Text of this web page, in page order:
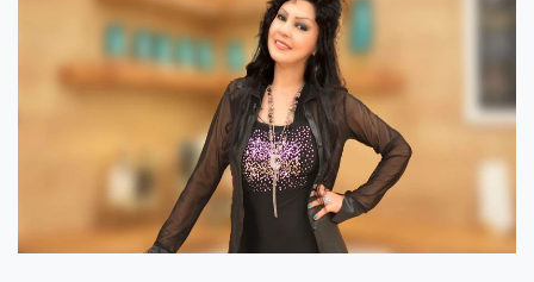
(current)
(current)
(current)